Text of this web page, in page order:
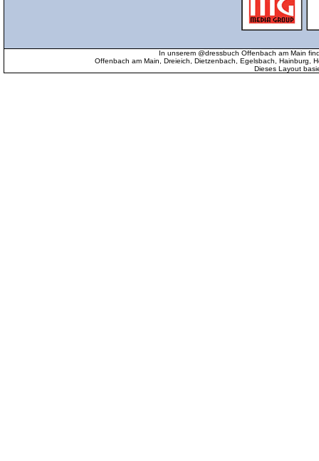
In unserem @dressbuch Offenbach am Main
Offenbach am Main, Dreieich, Dietzenbach, Egelsbach, Hainburg,
Dieses Layout